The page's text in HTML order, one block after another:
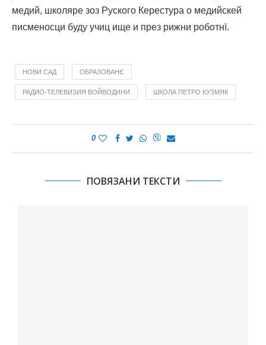
медий, школяре зоз Руского Керестура о медийскей
писменосци буду учиц ище и през рижни роботнї.
НОВИ САД ОБРАЗОВАНЄ
РАДИО-ТЕЛЕВИЗИЯ ВОЙВОДИНИ ШКОЛА ПЕТРО КУЗМЯК
0
ПОВЯЗАНИ ТЕКСТИ